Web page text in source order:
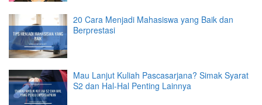
20 Cara Menjadi Mahasiswa yang Baik dan
Berprestasi
Mau Lanjut Kuliah Pascasarjana? Simak Syarat
S2 dan Hal-Hal Penting Lainnya